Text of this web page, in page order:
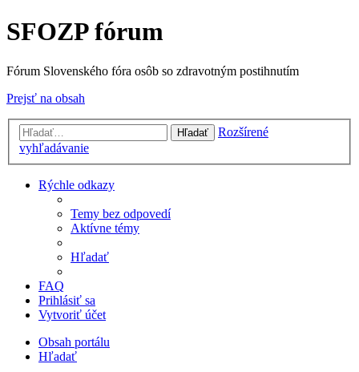
SFOZP fórum
Fórum Slovenského fóra osôb so zdravotným postihnutím
Prejsť na obsah
Hľadať
Rozšírené
vyhľadávanie
Rýchle odkazy
Temy bez odpovedí
Aktívne témy
Hľadať
FAQ
Prihlásiť sa
Vytvoriť účet
Obsah portálu
Hľadať